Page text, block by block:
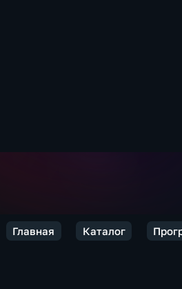
Главная Каталог